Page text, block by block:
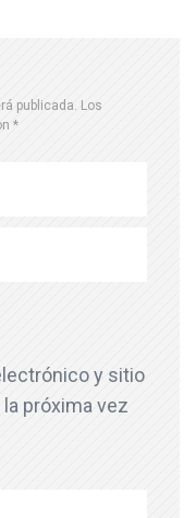
publicada. Los
*
y sitio
próxima vez